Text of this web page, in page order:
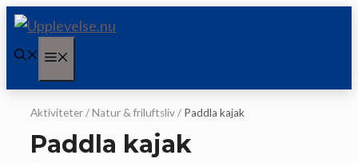
Hoppa
innehåll
Aktiviteter/Natur & friluftsliv/ Paddla kajak
Paddla kajak